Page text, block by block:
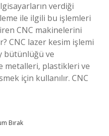
verdiği
ile ilgili bu işlemleri
CNC makinelerini
CNC lazer kesim işlemi
bütünlüğü ve
metalleri, plastikleri ve
için kullanılır. CNC
Bırak